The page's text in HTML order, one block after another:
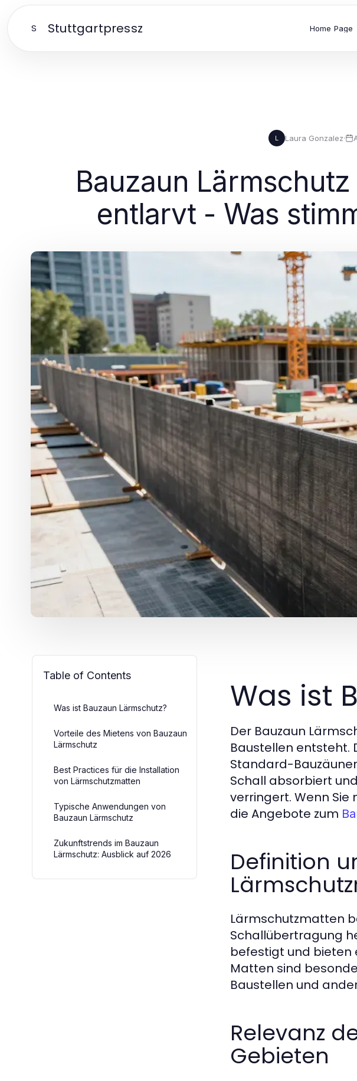
S Stuttgartpressz Home Page
L Laura Gonzalez·
Bauzaun
entlarvt - Was
Table of Contents
Was ist Bauzaun Lärmschutz?
Vorteile des Mietens von Bauzaun
Lärmschutz
Best Practices für die Installation
von Lärmschutzmatten
Typische Anwendungen von
Bauzaun Lärmschutz
Zukunftstrends im Bauzaun
Lärmschutz: Ausblick auf 2026
Was ist
Der Bauzaun
Baustellen entsteht.
Standard-
Schall absorbiert
verringert. Wenn
die Angebote zum
Definition
Lärmschutzmatten
Schallübertragung
befestigt und bieten
Matten sind
Baustellen und
Relevanz
Gebieten